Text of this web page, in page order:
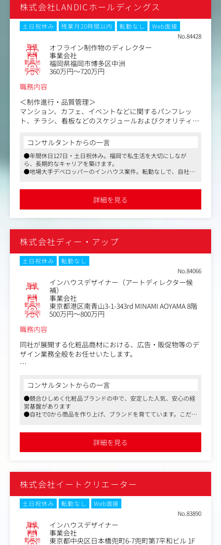
株式会社LANDICホールディングス
土日祝休み 残業月20時間以内 転勤なし
Web面接
No.84428
職種 オフライン制作物のディレクター
業種 事業会社
勤務地 福岡県福岡市博多区中洲
年収例
360万円～720万円
職務内容
＜制作進行・品質管理＞
マンション、カフェ、イベントなどに関するパンフレッ
ト、チラシ、看板などのスケジュールおよびクオリティ管
＜社内調整・ディレクション＞
ブランドトーンを守りながら事業部と制作チーム間の調整
を実施
Illustrator/Photoshopを使用した簡単なデザイン修正、企
画資料・プレゼン資料の作成
り丸投げは絶対にありません。
既存メンバーがしっかりOJTを行います。OJTと同時にLAN
DICのブランドトーンや世界観を理解していただきます。
その後、いよいよメイン案件を担当。将来的には制作部門
の中核・責任者候補としてご活躍いただきます。
コンサルタントからの一言
●年間休日127日・土日祝休み。福岡で私生活を大切にしなが
ら、長期的なキャリアを築けます。
●地場大手デベロッパーのインハウス案件。転勤なしで、自社ブ
働きやすさを両立可能です。詳細を見る
株式会社ディー・アップ
土日祝休み
転勤なし
No.84066
職種
インハウスデザイナー（アートディレクター候
補）
業種 事業会社
勤務地 東京都港区南青山3-1-343rd MINAMI AOYAMA 8階
年収例
500万円～800万円
職務内容
同社が展開する化粧品商材における、広告・販促物等のデ
ザイン業務全般をお任せいたします。
サイト、バナー、LP等、商品開発の初期段階から商品リリ
ース、発売後まで一連の過程で求められるあらゆるデザイ
ン案件をお任せします。
同社ではデザインの外部発注を一切行わず、全てのクリエ
デザイナーの方には、商品開発担当者と二人三脚で、コン
セプトメイキングやマーケティング戦略など、企画段階か
ィニッシュワークまで担当します）
また、現在6名体制の組織となりますが、ご経験に応じて
ディレクションや制作物のクオリティチェック等も行って
いただく想定です。
商品の企画段階から深くかかわり、発売後も商品を育てて
コンサルタントからの一言
●競合ひしめく化粧品ブランドの中で、安定した人気、安心の経
営基盤があります
●自社で0から商品を作り上げ、ブランドを育てています。こだわ
●2024年に新オフィスに移転し、テラスやカフェ空間等の設備も
充実。開放感のあるオフィスです
詳細を見る
株式会社イートクリエーター
土日祝休み 転勤なし
Web面接
No.83890
職種 インハウスデザイナー
業種 事業会社
勤務地 東京都中央区日本橋兜町6-7兜町第7平和ビル 1F